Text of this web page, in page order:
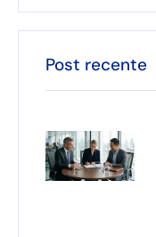
Post recente